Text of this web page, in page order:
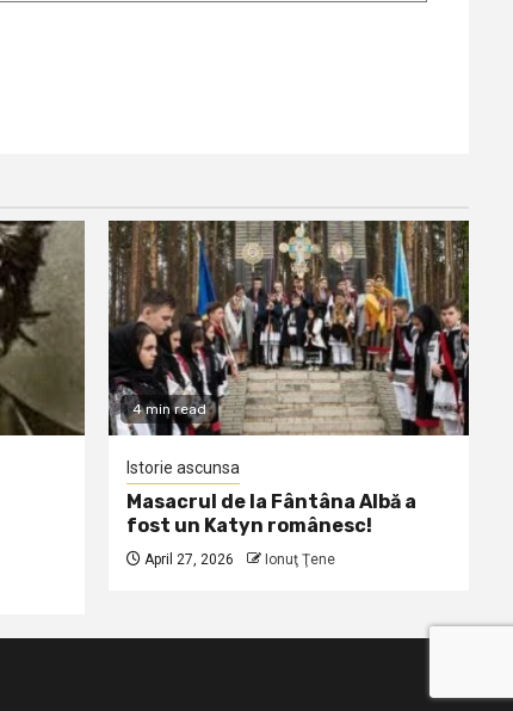
4 min read
Istorie ascunsa
Masacrul de la Fântâna Albă a
fost un Katyn românesc!
April 27, 2026 Ionuţ Ţene